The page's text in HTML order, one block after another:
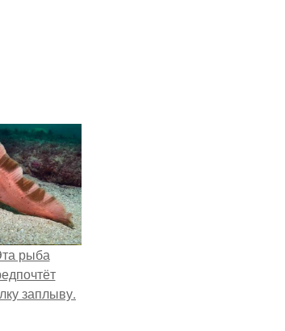
рыба
заплыву.